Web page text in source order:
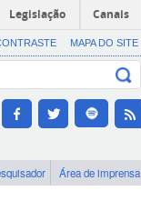
Legislação Canais
MAPA DO SITE
Área de imprensa